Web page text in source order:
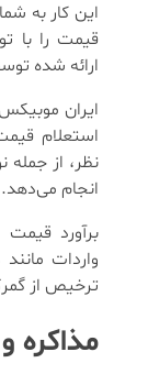
این کار به
قیمت را با
ارائه شده
ایران
استعلام
نظر، از جمله
انجام می‌دهد.
برآورد
واردات
ترخیص از
مذاکره